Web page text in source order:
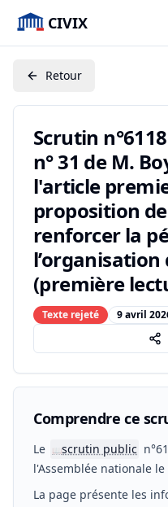
CIVIX
Retour
Scrutin
n° 31 de M.
l'article
proposition
renforcer la
(première
Texte rejeté 9 avril
Comprendre ce
Le 📖scrutin public
l'Assemblée nationale le
La page présente les